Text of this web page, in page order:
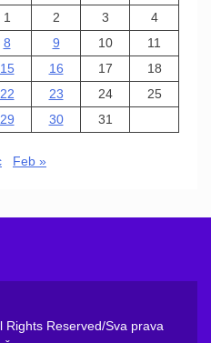
1
2 3
4
8 9 10
11
15 16 17
18
22 23 24
25
29 30 31
Feb »
Reserved/Sva prava